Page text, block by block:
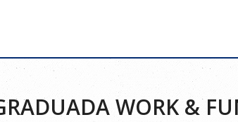
WORK &